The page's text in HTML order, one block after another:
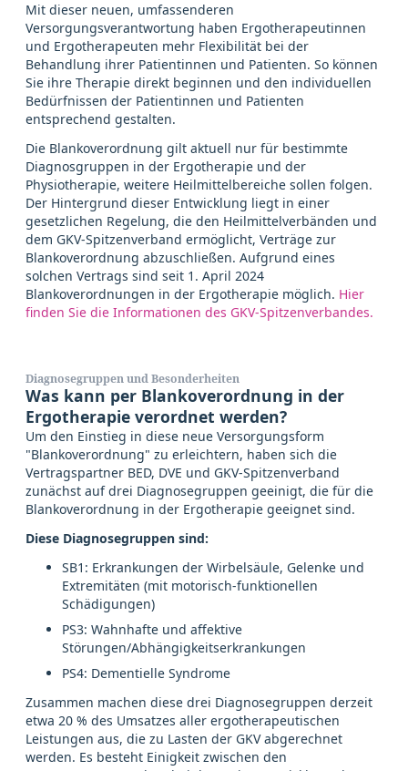
Mit dieser neuen, umfassenderen
Versorgungsverantwortung haben Ergotherapeutinnen
und Ergotherapeuten mehr Flexibilität bei der
Behandlung ihrer Patientinnen und Patienten. So können
Sie ihre Therapie direkt beginnen und den individuellen
Bedürfnissen der Patientinnen und Patienten
entsprechend gestalten.
Die Blankoverordnung gilt aktuell nur für bestimmte
Diagnosgruppen in der Ergotherapie und der
Physiotherapie, weitere Heilmittelbereiche sollen folgen.
Der Hintergrund dieser Entwicklung liegt in einer
gesetzlichen Regelung, die den Heilmittelverbänden und
dem GKV-Spitzenverband ermöglicht, Verträge zur
Blankoverordnung abzuschließen. Aufgrund eines
solchen Vertrags sind seit 1. April 2024
Blankoverordnungen in der Ergotherapie möglich. Hier
finden Sie die Informationen des GKV-Spitzenverbandes.
Diagnosegruppen und Besonderheiten
Was kann per Blankoverordnung in der
Ergotherapie verordnet werden?
Um den Einstieg in diese neue Versorgungsform
"Blankoverordnung" zu erleichtern, haben sich die
Vertragspartner BED, DVE und GKV-Spitzenverband
zunächst auf drei Diagnosegruppen geeinigt, die für die
Blankoverordnung in der Ergotherapie geeignet sind.
Diese Diagnosegruppen sind:
SB1: Erkrankungen der Wirbelsäule, Gelenke und
Extremitäten (mit motorisch-funktionellen
Schädigungen)
PS3: Wahnhafte und affektive
Störungen/Abhängigkeitserkrankungen
PS4: Dementielle Syndrome
Zusammen machen diese drei Diagnosegruppen derzeit
etwa 20 % des Umsatzes aller ergotherapeutischen
Leistungen aus, die zu Lasten der GKV abgerechnet
werden. Es besteht Einigkeit zwischen den